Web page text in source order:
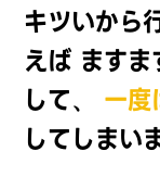
キツいから
えば ます
して、
一度
してしまい